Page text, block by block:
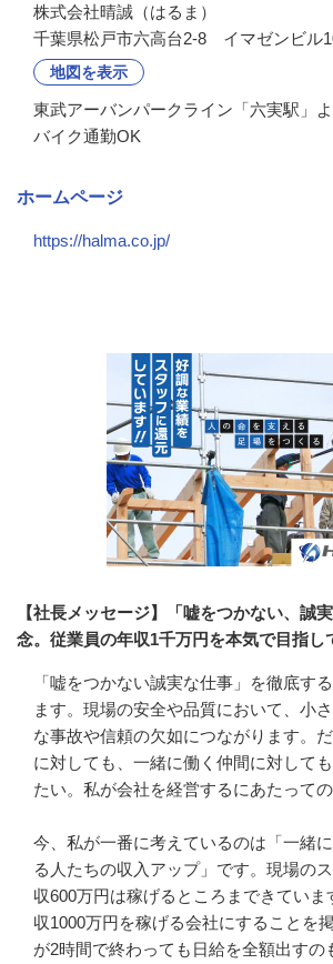
株式会社晴誠（はるま）
千葉県松戸市六高台2-8 イマゼンビル
地図を表示
東武アーバンパークライン「六実駅」
バイク通勤OK
ホームページ
https://halma.co.jp/
【社長メッセージ】「嘘をつかない、誠
念。従業員の年収1千万円を本気で目指し
「嘘をつかない誠実な仕事」を徹底す
ます。現場の安全や品質において、小
な事故や信頼の欠如につながります。
に対しても、一緒に働く仲間に対して
たい。私が会社を経営するにあたっての
今、私が一番に考えているのは「一緒
る人たちの収入アップ」です。現場の
収600万円は稼げるところまできてい
収1000万円を稼げる会社にすることを
が2時間で終わっても日給を全額出すの